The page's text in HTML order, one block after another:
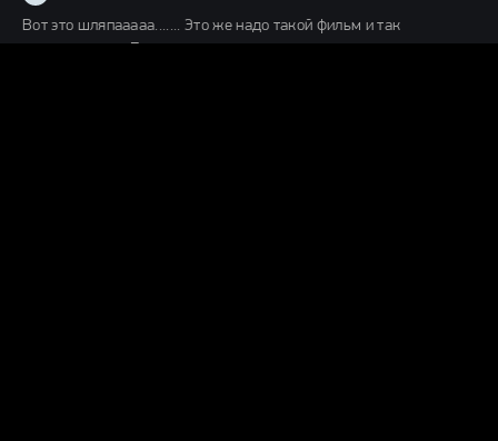
Вот это шляпааааа....... Это же надо такой фильм и так
испоганить....... Главную героиню с таким пухленьким